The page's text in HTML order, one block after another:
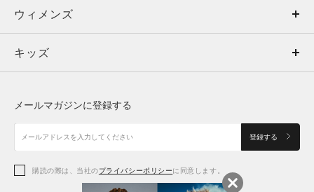
ウィメンズ
キッズ
アクセサリー
トップス
ボトムス
アクセサリー
ウィメンズ
トップス
シューズ
アクセサリー
キッズ
シューズ
メールマガジンに登録する
登録する
購読の際は、当社のプライバシーポリシーに同意します。